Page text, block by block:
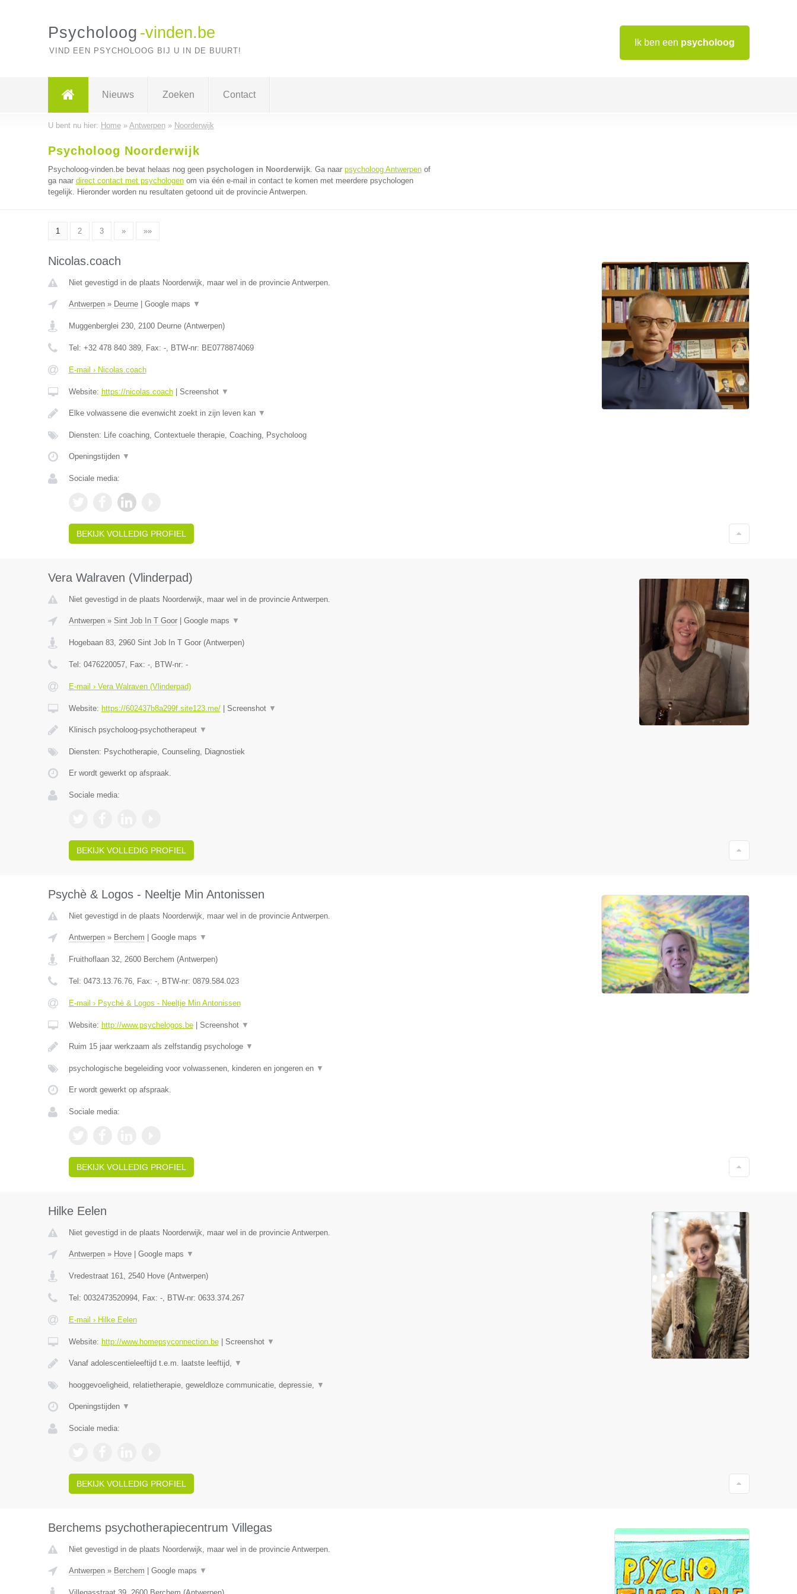
Ik ben een psycholoog
Psycholoog -vinden.be
VIND EEN PSYCHOLOOG BIJ U IN DE BUURT!
Nieuws Zoeken Contact
U bent nu hier: Home» Antwerpen» Noorderwijk
Psycholoog Noorderwijk
Psycholoog-vinden.be bevat helaas nog geen psychologen in Noorderwijk. Ga naar psycholoog Antwerpenof
ga naar direct contact met psychologenom via één e-mail in contact te komen met meerdere psychologen
tegelijk. Hieronder worden nu resultaten getoond uit de provincie Antwerpen.
1 2 3 » »»
Nicolas.coach
Niet gevestigd in de plaats Noorderwijk, maar wel in de provincie Antwerpen.
Antwerpen» Deurne| Google maps ▼
Muggenberglei 230, 2100 Deurne(Antwerpen)
Tel: +32 478 840 389, Fax: -, BTW-nr: BE0778874069
E-mail › Nicolas.coach
Website: https://nicolas.coach| Screenshot ▼
Elke volwassene die evenwicht zoekt in zijn leven kan ▼
Diensten: Life coaching, Contextuele therapie, Coaching, Psycholoog
Openingstijden ▼
Sociale media:
BEKIJK VOLLEDIG PROFIEL
Vera Walraven (Vlinderpad)
Niet gevestigd in de plaats Noorderwijk, maar wel in de provincie Antwerpen.
Antwerpen» Sint Job In T Goor| Google maps ▼
Hogebaan 83, 2960 Sint Job In T Goor(Antwerpen)
Tel: 0476220057, Fax: -, BTW-nr: -
E-mail › Vera Walraven (Vlinderpad)
Website: https://602437b8a299f.site123.me/| Screenshot ▼
Klinisch psycholoog-psychotherapeut ▼
Diensten: Psychotherapie, Counseling, Diagnostiek
Er wordt gewerkt op afspraak.
Sociale media:
BEKIJK VOLLEDIG PROFIEL
Psychè & Logos - Neeltje Min Antonissen
Niet gevestigd in de plaats Noorderwijk, maar wel in de provincie Antwerpen.
Antwerpen» Berchem Google maps ▼
Fruithoflaan 32, 2600 Berchem (Antwerpen)
Tel: 0473.13.76.76, Fax: -, BTW-nr: 0879.584.023
E-mail › Psychè & Logos - Neeltje Min Antonissen
Website: http://www.psychelogos.be| Screenshot ▼
Ruim 15 jaar werkzaam als zelfstandig psychologe ▼
psychologische begeleiding voor volwassenen, kinderen en jongeren en ▼
Er wordt gewerkt op afspraak.
Sociale media:
BEKIJK VOLLEDIG PROFIEL
Hilke Eelen
Niet gevestigd in de plaats Noorderwijk, maar wel in de provincie Antwerpen.
Antwerpen» Hove| Google maps ▼
Vredestraat 161, 2540 Hove(Antwerpen)
Tel: 0032473520994, Fax: -, BTW-nr: 0633.374.267
E-mail › Hilke Eelen
Website: http://www.homepsyconnection.be| Screenshot ▼
Vanaf adolescentieleeftijd t.e.m. laatste leeftijd, ▼
hooggevoeligheid, relatietherapie, geweldloze communicatie, depressie, ▼
Openingstijden ▼
Sociale media:
BEKIJK VOLLEDIG PROFIEL
Berchems psychotherapiecentrum Villegas
Niet gevestigd in de plaats Noorderwijk, maar wel in de provincie Antwerpen.
Antwerpen» Berchem Google maps ▼